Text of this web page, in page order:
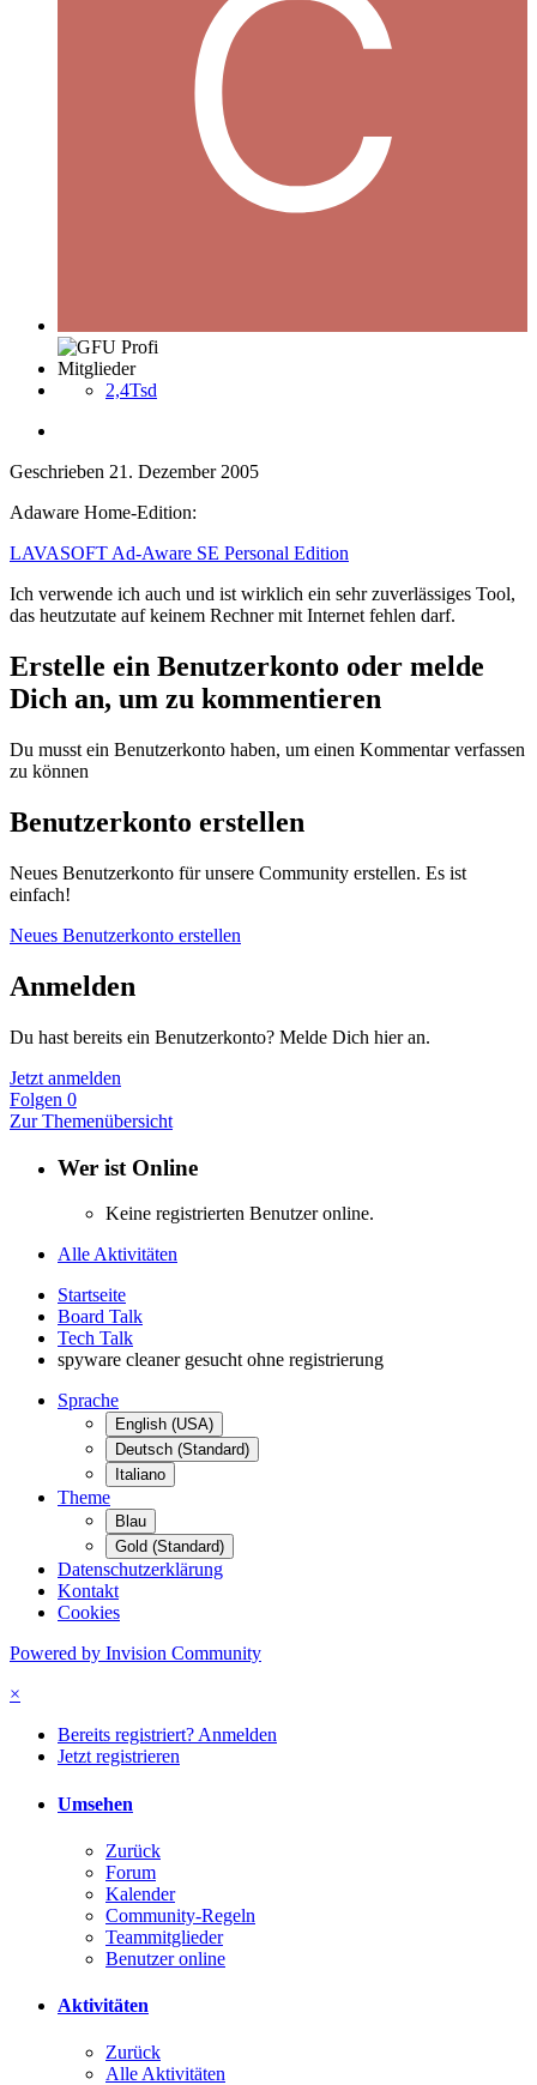
Mitglieder
2,4Tsd
Geschrieben 21. Dezember 2005
Adaware Home-Edition:
LAVASOFT Ad-Aware SE Personal Edition
Ich verwende ich auch und ist wirklich ein sehr zuverlässiges Tool,
das heutzutate auf keinem Rechner mit Internet fehlen darf.
Erstelle ein Benutzerkonto oder melde
Dich an, um zu kommentieren
Du musst ein Benutzerkonto haben, um einen Kommentar verfassen
zu können
Benutzerkonto erstellen
Neues Benutzerkonto für unsere Community erstellen. Es ist
einfach!
Neues Benutzerkonto erstellen
Anmelden
Du hast bereits ein Benutzerkonto? Melde Dich hier an.
Jetzt anmelden
Folgen 0
Zur Themenübersicht
Wer ist Online
Keine registrierten Benutzer online.
Alle Aktivitäten
Startseite
Board Talk
Tech Talk
spyware cleaner gesucht ohne registrierung
Sprache
English (USA)
Deutsch (Standard)
Italiano
Theme
Blau
Gold (Standard)
Datenschutzerklärung
Kontakt
Cookies
Powered by Invision Community
×
Bereits registriert? Anmelden
Jetzt registrieren
Umsehen
Zurück
Forum
Kalender
Community-Regeln
Teammitglieder
Benutzer online
Aktivitäten
Zurück
Alle Aktivitäten